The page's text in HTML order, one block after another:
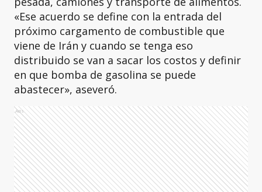
«Ese acuerdo se define con la entrada del
próximo cargamento de combustible que
viene de Irán y cuando se tenga eso
distribuido se van a sacar los costos y definir
en que bomba de gasolina se puede
abastecer», aseveró.
Ads